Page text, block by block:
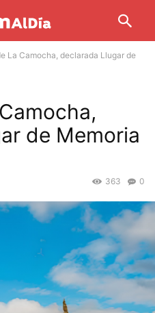
La Camocha, declarada Llugar de
de Memoria
0
363